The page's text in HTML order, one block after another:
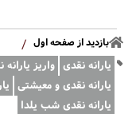
بازدید از صفحه اول /
یارانه نقدی واریز
یارانه نقدی و معیشتی
یارانه نقدی شب یلدا